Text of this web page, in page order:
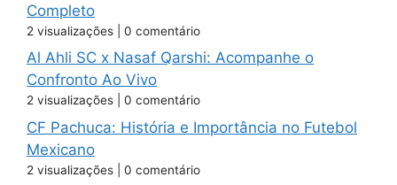
Completo
2 visualizações 0 comentário
Al Ahli SC x Nasaf Qarshi: Acompanhe o
Confronto Ao Vivo
2 visualizações 0 comentário
CF Pachuca: História e Importância no Futebol
Mexicano
2 visualizações 0 comentário